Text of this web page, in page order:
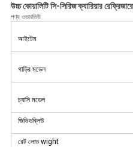
উচ্চ কোয়ালিটি সি-সিরিজ ক্যারিয়ার
পণ্য ওভারভিউ
আইটেম
গাড়ির মডেল
চ্যাসি মডেল
জিভিডব্লিউ
রেট লোড wight